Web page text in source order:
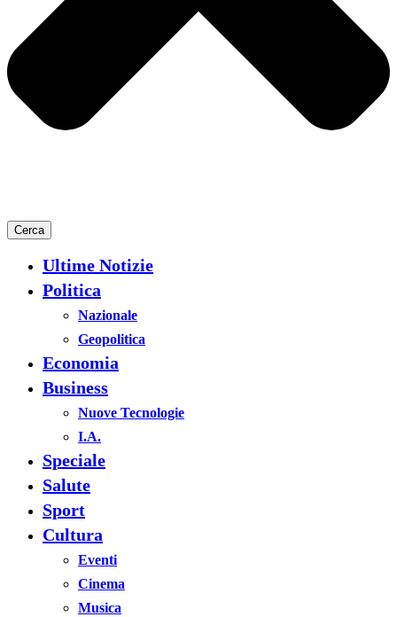
Cerca
Ultime Notizie
Politica
Nazionale
Geopolitica
Economia
Business
Nuove Tecnologie
I.A.
Speciale
Salute
Sport
Cultura
Eventi
Cinema
Musica